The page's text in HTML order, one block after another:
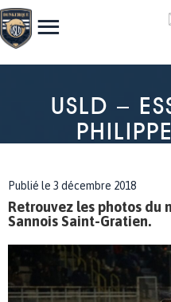
USLD –
Publié le 3 décembre 2018
Retrouvez les photos du
Sannois Saint-Gratien.